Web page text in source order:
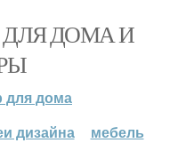
ДЛЯ ДОМА И
для дома
дизайна мебель